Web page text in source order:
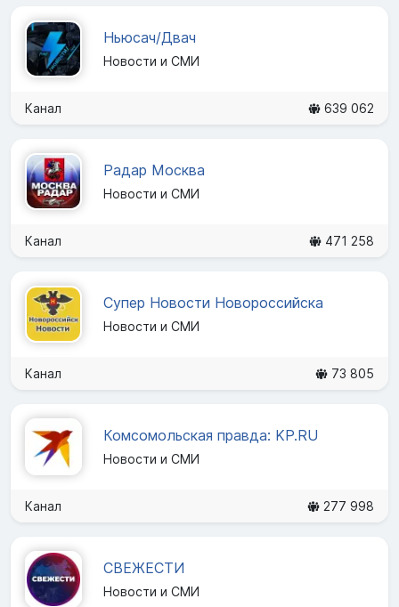
Ньюсач/Двач
Новости и СМИ
Канал 639 062
Радар Москва
Новости и СМИ
Канал 471 258
Супер Новости Новороссийска
Новости и СМИ
Канал 73 805
Комсомольская правда: KP.RU
Новости и СМИ
Канал 277 998
СВЕЖЕСТИ
Новости и СМИ